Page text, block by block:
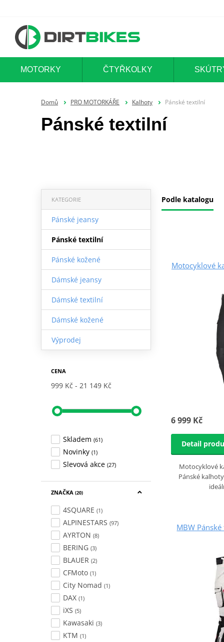
MOTORKY ČTYŘKOLKY
Domů PRO MOTORKÁŘE Kalhoty Pánské textilní
Pánské textilní
Podle katalogu
KATEGORIE
Pánské jeansy
Pánské textilní
Pánské kožené
Dámské jeansy
Dámské textilní
Dámské kožené
Výprodej
CENA
999 Kč 21 149 Kč
Skladem (61)
Novinky (1)
Slevová akce (27)
ZNAČKA (20)
4SQUARE (1)
ALPINESTARS (97)
AYRTON (8)
BERING (3)
BLAUER (2)
CFMoto (1)
City Nomad (1)
DAX (1)
iXS (5)
Kawasaki (3)
KTM (1)
Motocyklové
6 999 Kč
Detail
Motocyklové
Pánské
MBW